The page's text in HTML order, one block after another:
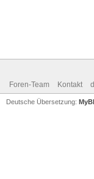
Foren-Team Kontakt
Deutsche Übersetzung: